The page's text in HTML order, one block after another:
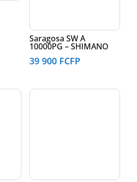
Saragosa SW A
10000PG – SHIMANO
39 900 FCFP